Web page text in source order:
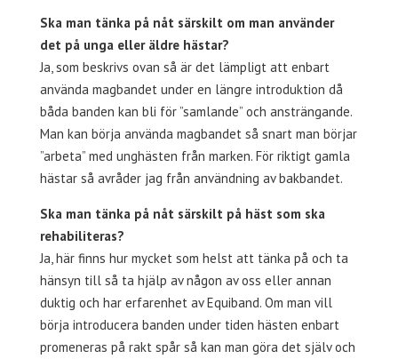
Ska man tänka på nåt särskilt om man använder
det på unga eller äldre hästar?
Ja, som beskrivs ovan så är det lämpligt att enbart
använda magbandet under en längre introduktion då
båda banden kan bli för ”samlande” och ansträngande.
Man kan börja använda magbandet så snart man börjar
”arbeta” med unghästen från marken. För riktigt gamla
hästar så avråder jag från användning av bakbandet.
Ska man tänka på nåt särskilt på häst som ska
rehabiliteras?
Ja, här finns hur mycket som helst att tänka på och ta
hänsyn till så ta hjälp av någon av oss eller annan
duktig och har erfarenhet av Equiband. Om man vill
börja introducera banden under tiden hästen enbart
promeneras på rakt spår så kan man göra det själv och